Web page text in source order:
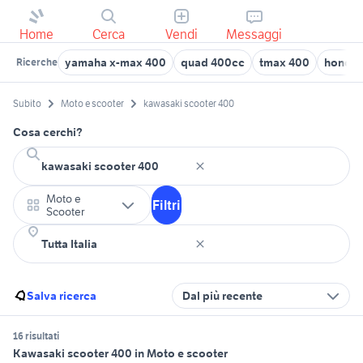
Home Cerca Vendi Messaggi
Ricerche yamaha x-max 400 quad 400cc tmax 400 honda
Subito Moto e scooter kawasaki scooter 400
Cosa cerchi?
Moto e
Scooter
Filtri
Salva ricerca Dal più recente
16 risultati
Kawasaki scooter 400 in Moto e scooter